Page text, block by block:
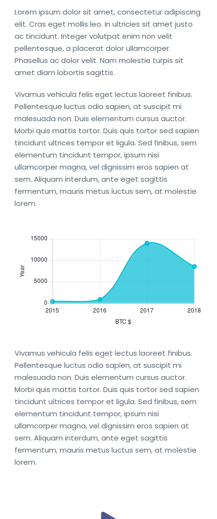
Lorem ipsum dolor sit amet, consectetur adipiscing
elit. Cras eget mollis leo. In ultricies sit amet justo
ac tincidunt. Integer volutpat enim non velit
pellentesque, a placerat dolor ullamcorper.
Phasellus ac dolor velit. Nam molestie turpis sit
amet diam lobortis sagittis.
Vivamus vehicula felis eget lectus laoreet finibus.
Pellentesque luctus odio sapien, at suscipit mi
malesuada non. Duis elementum cursus auctor.
Morbi quis mattis tortor. Duis quis tortor sed sapien
tincidunt ultrices tempor et ligula. Sed finibus, sem
elementum tincidunt tempor, ipsum nisi
ullamcorper magna, vel dignissim eros sapien at
sem. Aliquam interdum, ante eget sagittis
fermentum, mauris metus luctus sem, at molestie
lorem.
Vivamus vehicula felis eget lectus laoreet finibus.
Pellentesque luctus odio sapien, at suscipit mi
malesuada non. Duis elementum cursus auctor.
Morbi quis mattis tortor. Duis quis tortor sed sapien
tincidunt ultrices tempor et ligula. Sed finibus, sem
elementum tincidunt tempor, ipsum nisi
ullamcorper magna, vel dignissim eros sapien at
sem. Aliquam interdum, ante eget sagittis
fermentum, mauris metus luctus sem, at molestie
lorem.